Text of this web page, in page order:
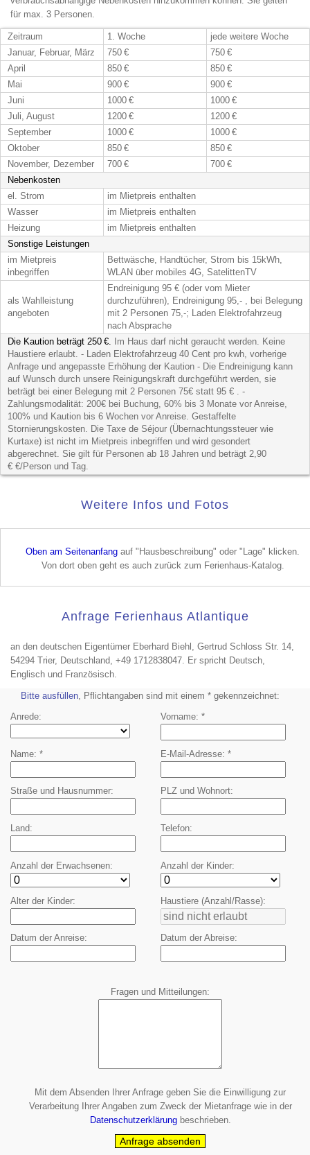
für max. 3 Personen.
Zeitraum 1. Woche
jede weitere Woche
Januar, Februar, März
750 €
750 €
April
850 €
850 €
Mai
900 €
900 €
Juni
1000 €
1000 €
Juli, August
1200 €
1200 €
September
1000 €
1000 €
Oktober
850 €
850 €
November, Dezember
700 €
700 €
Nebenkosten
el. Strom
im Mietpreis enthalten
Wasser
im Mietpreis enthalten
Heizung
im Mietpreis enthalten
Sonstige Leistungen
im Mietpreis
inbegriffen
Bettwäsche, Handtücher, Strom bis 15kWh,
WLAN über mobiles 4G, SatelittenTV
als Wahlleistung
angeboten
Endreinigung 95 € (oder vom Mieter
durchzuführen), Endreinigung 95,- , bei Belegung
mit 2 Personen 75,-; Laden Elektrofahrzeug
nach Absprache
Die Kaution beträgt 250 €. Im Haus darf nicht geraucht werden. Keine
Haustiere erlaubt. - Laden Elektrofahrzeug 40 Cent pro kwh, vorherige
Anfrage und angepasste Erhöhung der Kaution - Die Endreinigung kann
auf Wunsch durch unsere Reinigungskraft durchgeführt werden, sie
beträgt bei einer Belegung mit 2 Personen 75€ statt 95 € . -
Zahlungsmodalität: 200€ bei Buchung, 60% bis 3 Monate vor Anreise,
100% und Kaution bis 6 Wochen vor Anreise. Gestaffelte
Stornierungskosten. Die Taxe de Séjour (Übernachtungssteuer wie
Kurtaxe) ist nicht im Mietpreis inbegriffen und wird gesondert
abgerechnet. Sie gilt für Personen ab 18 Jahren und beträgt 2,90
€ €/Person und Tag.
Weitere Infos und Fotos
Oben am Seitenanfang auf "Hausbeschreibung" oder "Lage" klicken.
Von dort oben geht es auch zurück zum Ferienhaus-Katalog.
Anfrage Ferienhaus Atlantique
an den deutschen Eigentümer Eberhard Biehl, Gertrud Schloss Str. 14,
54294 Trier, Deutschland, +49 1712838047. Er spricht Deutsch,
Englisch und Französisch.
Bitte ausfüllen, Pflichtangaben sind mit einem * gekennzeichnet:
Anrede
Vorname
Name E-Mail-Adresse
Straße und Hausnummer PLZ und Wohnort
Land Telefon
Anzahl der Erwachsenen Anzahl der Kinder
Alter der Kinder Haustiere (Anzahl/Rasse)
Datum der Anreise Datum der Abreise
Fragen und Mitteilungen
Mit dem Absenden Ihrer Anfrage geben Sie die Einwilligung zur
Verarbeitung Ihrer Angaben zum Zweck der Mietanfrage wie in der
Datenschutzerklärungbeschrieben.
Anfrage absenden